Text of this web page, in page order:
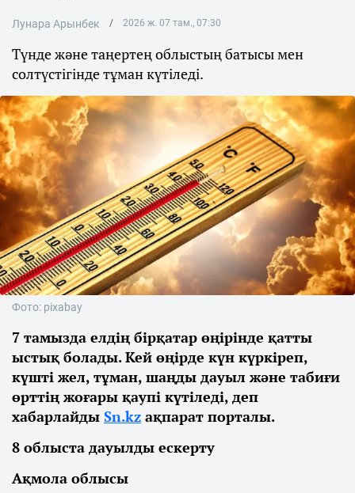
Лунара Арынбек 2026 ж. 07 там., 07:30
Түнде және таңертең облыстың батысы мен
солтүстігінде тұман күтіледі.
Фото: pixabay
7 тамызда елдің бірқатар өңірінде қатты
ыстық болады. Кей өңірде күн күркіреп,
күшті жел, тұман, шаңды дауыл және табиғи
өрттің жоғары қаупі күтіледі, деп
хабарлайды Sn.kz ақпарат порталы.
8 облыста дауылды ескерту
Ақмола облысы